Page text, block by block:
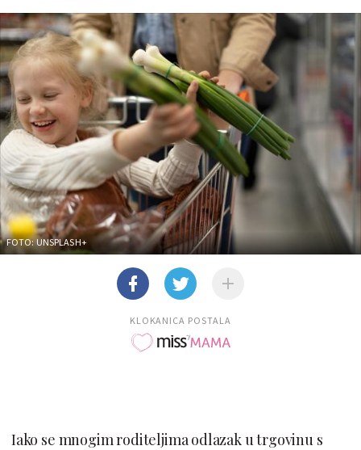
FOTO: UNSPLASH+
KLOKANICA POSTALA
Iako se mnogim roditeljima odlazak u trgovinu s